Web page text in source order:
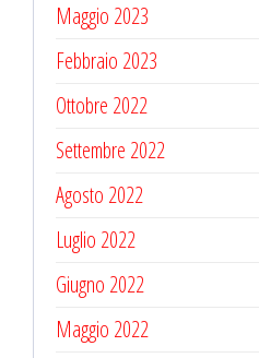
Maggio 2023
Febbraio 2023
Ottobre 2022
Settembre 2022
Agosto 2022
Luglio 2022
Giugno 2022
Maggio 2022